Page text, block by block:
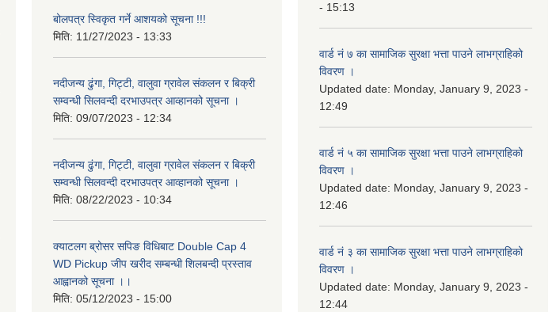
बोलपत्र स्विकृत गर्ने आशयको सूचना !!!
मिति: 11/27/2023 - 13:33
नदीजन्य ढुंगा, गिट्टी, वालुवा ग्रावेल संकलन र बिक्री
सम्वन्धी सिलवन्दी दरभाउपत्र आव्हानको सूचना ।
मिति: 09/07/2023 - 12:34
नदीजन्य ढुंगा, गिट्टी, वालुवा ग्रावेल संकलन र बिक्री
सम्वन्धी सिलवन्दी दरभाउपत्र आव्हानको सूचना ।
मिति: 08/22/2023 - 10:34
क्याटलग ब्रोसर सपिङ विधिबाट Double Cap 4
WD Pickup जीप खरीद सम्बन्धी शिलबन्दी प्रस्ताव
आह्वानको सूचना ।।
मिति: 05/12/2023 - 15:00
- 15:13
वार्ड नं ७ का सामाजिक सुरक्षा भत्ता पाउने लाभग्राहिको
विवरण ।
Updated date: Monday, January 9, 2023 -
12:49
वार्ड नं ५ का सामाजिक सुरक्षा भत्ता पाउने लाभग्राहिको
विवरण ।
Updated date: Monday, January 9, 2023 -
12:46
वार्ड नं ३ का सामाजिक सुरक्षा भत्ता पाउने लाभग्राहिको
विवरण ।
Updated date: Monday, January 9, 2023 -
12:44